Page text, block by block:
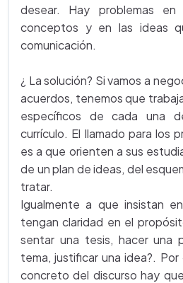
desear. Hay problemas
conceptos y en las ideas
comunicación.
¿ La solución? Si vamos a
acuerdos, tenemos que
específicos de cada una
currículo. El llamado para los
es a que orienten a sus
de un plan de ideas, del
tratar.
Igualmente a que insistan
tengan claridad en el
sentar una tesis, hacer una
tema, justificar una idea?.
concreto del discurso hay